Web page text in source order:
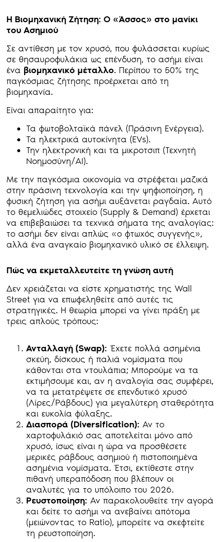
Η Βιομηχανική Ζήτηση: Ο «Άσσος» στο μανίκι
του Ασημιού
Σε αντίθεση με τον χρυσό, που φυλάσσεται κυρίως
σε θησαυροφυλάκια ως επένδυση, το ασήμι είναι
έναβιομηχανικό μέταλλο. Περίπου το 50% της
παγκόσμιας ζήτησης προέρχεται από τη
βιομηχανία.
Είναι απαραίτητο για:
Τα φωτοβολταϊκά πάνελ (Πράσινη Ενέργεια).
Τα ηλεκτρικά αυτοκίνητα (EVs).
Την ηλεκτρονική και τα μικροτσιπ (Τεχνητή
Νοημοσύνη/AI).
Με την παγκόσμια οικονομία να στρέφεται μαζικά
στην πράσινη τεχνολογία και την ψηφιοποίηση, η
φυσική ζήτηση για ασήμι αυξάνεται ραγδαία. Αυτό
το θεμελιώδες στοιχείο (Supply & Demand) έρχεται
να επιβεβαιώσει τα τεχνικά σήματα της αναλογίας:
το ασήμι δεν είναι απλώς «ο φτωχός συγγενής»,
αλλά ένα αναγκαίο βιομηχανικό υλικό σε έλλειψη.
Πώς να εκμεταλλευτείτε τη γνώση αυτή
Δεν χρειάζεται να είστε χρηματιστής της Wall
Street για να επωφεληθείτε από αυτές τις
στρατηγικές. H θεωρία μπορεί να γίνει πράξη με
τρεις απλούς τρόπους:
Ανταλλαγή (Swap): Έχετε πολλά ασημένια
σκεύη, δίσκους ή παλιά νομίσματα που
κάθονται στα ντουλάπια; Μπορούμε να τα
εκτιμήσουμε και, αν η αναλογία σας συμφέρει,
να τα μετατρέψετε σε επενδυτικό χρυσό
(Λίρες/Ράβδους) για μεγαλύτερη σταθερότητα
και ευκολία φύλαξης.
Διασπορά (Diversification): Αν το
χαρτοφυλάκιό σας αποτελείται μόνο από
χρυσό, ίσως είναι η ώρα να προσθέσετε
μερικές ράβδους ασημιού ή πιστοποιημένα
ασημένια νομίσματα. Έτσι, εκτίθεστε στην
πιθανή υπεραπόδοση που βλέπουν οι
αναλυτές για το υπόλοιπο του 2026.
Ρευστοποίηση: Αν παρακολουθείτε την αγορά
και δείτε το ασήμι να ανεβαίνει απότομα
(μειώνοντας το Ratio), μπορείτε να σκεφτείτε
τη ρευστοποίηση.